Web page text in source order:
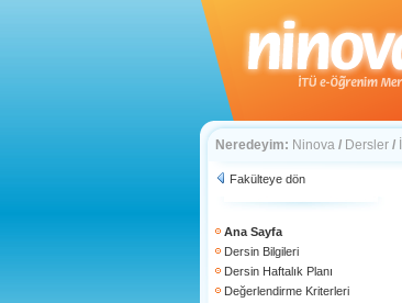
Neredeyim: Ninova / Dersler /
Fakülteye dön
Ana Sayfa
Dersin Bilgileri
Dersin Haftalık Planı
Değerlendirme Kriterleri